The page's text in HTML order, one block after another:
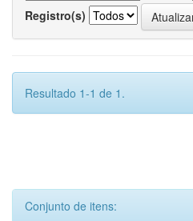
Registro(s)
Resultado 1-1 de 1.
Conjunto de itens: